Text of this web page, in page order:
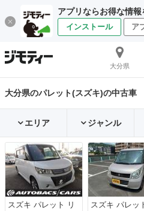
アプリならお得な情報
インストール ア
大分県
大分県のパレット(スズキ)の中古車
エリア ジャンル
スズキ パレット リ
スズキ パレッ